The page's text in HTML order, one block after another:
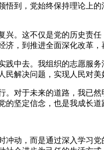
到，党始终保持理论上
。这不仅是党的历史责
，到推进全面深化改革
中去。我组织的志愿服
解决问题，实现人民对美
对于未来的道路，我已
坚定信念，也是我成长道
动，而是通过深入学习